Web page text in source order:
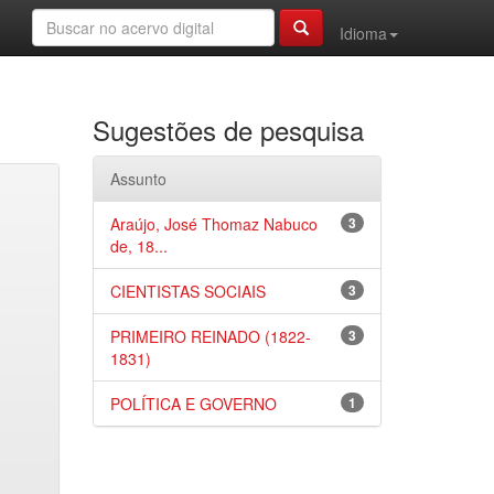
Idioma
Sugestões de pesquisa
Assunto
3
Araújo, José Thomaz Nabuco
de, 18...
3
CIENTISTAS SOCIAIS
3
PRIMEIRO REINADO (1822-
1831)
1
POLÍTICA E GOVERNO